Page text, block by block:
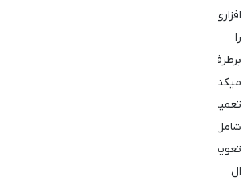
افزاری
را
برطرف
میکنند.
تعمیرات
شامل
تعویض
ال